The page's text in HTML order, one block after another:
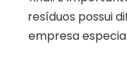
resíduos possui
empresa